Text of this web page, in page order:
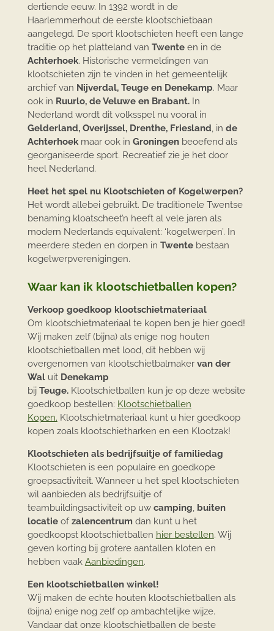
dertiende eeuw. In 1392 wordt in de
Haarlemmerhout de eerste klootschietbaan
aangelegd. De sport klootschieten heeft een lange
traditie op het platteland van Twenteen in de
Achterhoek. Historische vermeldingen van
klootschieten zijn te vinden in het gemeentelijk
archief van Nijverdal, Teuge en Denekamp. Maar
ook in Ruurlo, de Veluwe en Brabant.In
Nederland wordt dit volksspel nu vooral in
Gelderland, Overijssel, Drenthe, Friesland, in de
Achterhoekmaar ook in Groningenbeoefend als
georganiseerde sport. Recreatief zie je het door
heel Nederland.
Heet het spel nu Klootschieten of Kogelwerpen?
Het wordt allebei gebruikt. De traditionele Twentse
benaming kloatscheet’n heeft al vele jaren als
modern Nederlands equivalent: ‘kogelwerpen’. In
meerdere steden en dorpen in Twentebestaan
kogelwerpverenigingen.
Waar kan ik klootschietballen kopen?
Verkoop goedkoop klootschietmateriaal
Om klootschietmateriaal te kopen ben je hier goed!
Wij maken zelf (bijna) als enige nog houten
klootschietballen met lood, dit hebben wij
overgenomen van klootschietbalmakervan der
Wal uitDenekamp
bij Teuge. Klootschietballen kun je op deze website
goedkoop bestellen: Klootschietballen
Kopen. Klootschietmateriaal kunt u hier goedkoop
kopen zoals klootschietharken en een Klootzak!
Klootschieten als bedrijfsuitje of familiedag
Klootschieten is een populaire en goedkope
groepsactiviteit. Wanneer u het spel klootschieten
wil aanbieden als bedrijfsuitje of
teambuildingsactiviteit op uw camping buiten
locatie ofzalencentrum dan kunt u het
goedkoopst klootschietballen hier bestellen. Wij
geven korting bij grotere aantallen kloten en
hebben vaak Aanbiedingen.
Een klootschietballen winkel!
Wij maken de echte houten klootschietballen als
(bijna) enige nog zelf op ambachtelijke wijze.
Vandaar dat onze klootschietballen de beste